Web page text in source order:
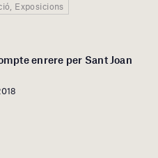
Exposicions
enrere per Sant Joan